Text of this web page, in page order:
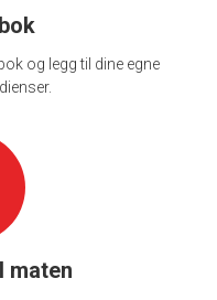
og legg til dine egne
maten